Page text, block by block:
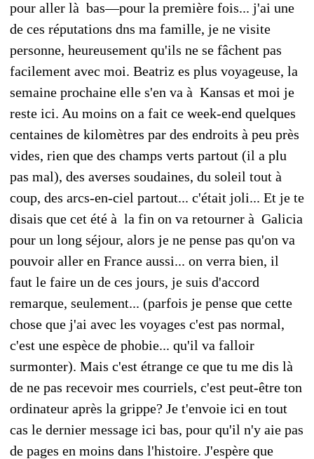
pour aller là bas—pour la première fois... j'ai une
de ces réputations dns ma famille, je ne visite
personne, heureusement qu'ils ne se fâchent pas
facilement avec moi. Beatriz es plus voyageuse, la
semaine prochaine elle s'en va à Kansas et moi je
reste ici. Au moins on a fait ce week-end quelques
centaines de kilomètres par des endroits à peu près
vides, rien que des champs verts partout (il a plu
pas mal), des averses soudaines, du soleil tout à
coup, des arcs-en-ciel partout... c'était joli... Et je te
disais que cet été à la fin on va retourner à Galicia
pour un long séjour, alors je ne pense pas qu'on va
pouvoir aller en France aussi... on verra bien, il
faut le faire un de ces jours, je suis d'accord
remarque, seulement... (parfois je pense que cette
chose que j'ai avec les voyages c'est pas normal,
c'est une espèce de phobie... qu'il va falloir
surmonter). Mais c'est étrange ce que tu me dis là
de ne pas recevoir mes courriels, c'est peut-être ton
ordinateur après la grippe? Je t'envoie ici en tout
cas le dernier message ici bas, pour qu'il n'y aie pas
de pages en moins dans l'histoire. J'espère que